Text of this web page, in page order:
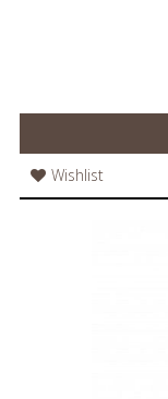
Wishlist